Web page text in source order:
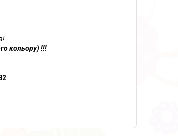
кольору) !!!